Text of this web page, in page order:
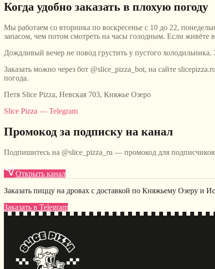
Когда удобно заказать в плохую погоду
Мы работаем со вторника по воскресенье с 10 до 22,
запасом, чем потом смотреть на часы голодным. Если живёте
Дождливый вечер не повод грустить у пустого
Заказать можно через бот @slice_pizza_bot, на сайте
погода.
Петя Slice Pizza, Невская 703, Княжье Озеро
Slice Pizza — Telegram
Промокод за подписку на канал
Подпишитесь на @slice_pizza_ru — промокод для
Открыть канал
Заказать пиццу на дровах с доставкой по Княжьему Озеру и
Заказать в Telegram